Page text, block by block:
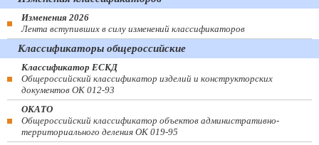
Изменения 2026
Лента вступивших в силу изменений классификаторов
Классификаторы общероссийские
Классификатор ЕСКД
Общероссийский классификатор изделий и конструкторских
документов ОК 012-93
ОКАТО
Общероссийский классификатор объектов административно-
территориального деления ОК 019-95